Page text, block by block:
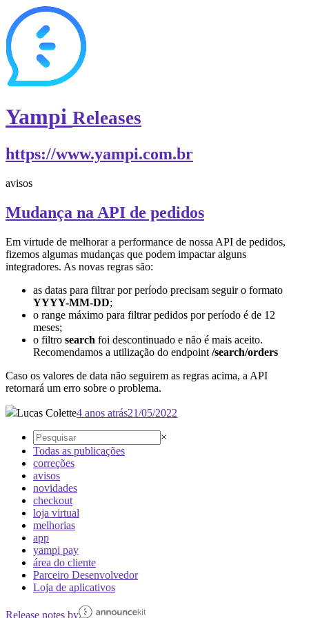
Yampi Releases
https://www.yampi.com.br
avisos
Mudança na API de pedidos
Em virtude de melhorar a performance de nossa API de pedidos,
fizemos algumas mudanças que podem impactar alguns
integradores. As novas regras são:
as datas para filtrar por período precisam seguir o formato
YYYY-MM-DD;
o range máximo para filtrar pedidos por período é de 12
meses;
o filtro search foi descontinuado e não é mais aceito.
Recomendamos a utilização do endpoint /search/orders
Caso os valores de data não seguirem as regras acima, a API
retornará um erro sobre o problema.
Lucas Colette4 anos atrás21/05/2022
×
Todas as publicações
correções
avisos
novidades
checkout
loja virtual
melhorias
app
yampi pay
área do cliente
Parceiro Desenvolvedor
Loja de aplicativos
Release notes by